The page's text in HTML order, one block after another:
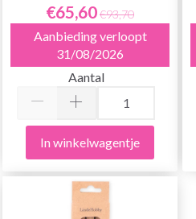
€65,60€93,70
Aanbieding verloopt
31/08/2026
Aantal
In winkelwagentje